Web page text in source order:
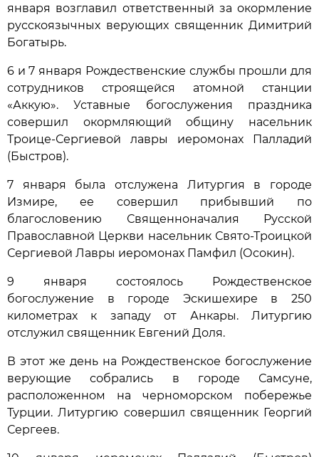
января возглавил ответственный за окормление
русскоязычных верующих священник Димитрий
Богатырь.
6 и 7 января Рождественские службы прошли для
сотрудников строящейся атомной станции
«Аккую». Уставные богослужения праздника
совершил окормляющий общину насельник
Троице-Сергиевой лавры иеромонах Палладий
(Быстров).
7 января была отслужена Литургия в городе
Измире, ее совершил прибывший по
благословению Священноначалия Русской
Православной Церкви насельник Свято-Троицкой
Сергиевой Лавры иеромонах Памфил (Осокин).
9 января состоялось Рождественское
богослужение в городе Эскишехире в 250
километрах к западу от Анкары. Литургию
отслужил священник Евгений Доля.
В этот же день на Рождественское богослужение
верующие собрались в городе Самсуне,
расположенном на черноморском побережье
Турции. Литургию совершил священник Георгий
Сергеев.